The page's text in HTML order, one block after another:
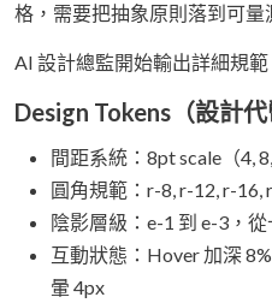
格，需要把抽象原則落到可量
AI 設計總監開始輸出詳細規範
Design Tokens（設計代
間距系統：8pt scale（4, 8,
圓角規範：r-8, r-12, r-16,
陰影層級：e-1 到 e-3，
互動狀態：Hover 加深
暈 4px